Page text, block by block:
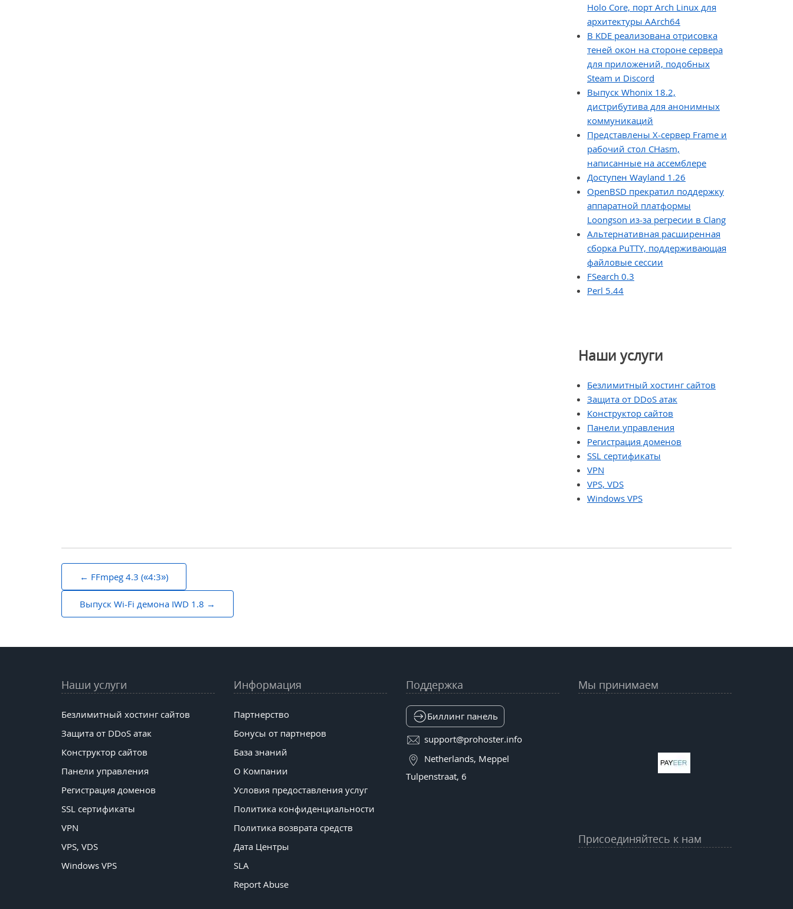
Holo Core, порт Arch Linux для
архитектуры AArch64
В KDE реализована отрисовка
теней окон на стороне сервера
для приложений, подобных
Steam и Discord
Выпуск Whonix 18.2,
дистрибутива для анонимных
коммуникаций
Представлены X-сервер Frame и
рабочий стол CHasm,
написанные на ассемблере
Доступен Wayland 1.26
OpenBSD прекратил поддержку
аппаратной платформы
Loongson из-за регресии в Clang
Альтернативная расширенная
сборка PuTTY, поддерживающая
файловые сессии
FSearch 0.3
Perl 5.44
Наши услуги
Безлимитный хостинг сайтов
Защита от DDoS атак
Конструктор сайтов
Панели управления
Регистрация доменов
SSL сертификаты
VPN
VPS, VDS
Windows VPS
Навигация
по
записям
FFmpeg 4.3 («4:3»)
Выпуск Wi-Fi демона IWD 1.8
Наши услуги
Безлимитный хостинг сайтов
Защита от DDoS атак
Конструктор сайтов
Панели управления
Регистрация доменов
SSL сертификаты
VPN
VPS, VDS
Windows VPS
Информация
Партнерство
Бонусы от партнеров
База знаний
О Компании
Условия предоставления услуг
Политика конфиденциальности
Политика возврата средств
Дата Центры
SLA
Report Abuse
Поддержка
Биллинг панель
support@prohoster.info
Netherlands, Meppel
Tulpenstraat, 6
Мы принимаем
Присоединяйтесь к нам